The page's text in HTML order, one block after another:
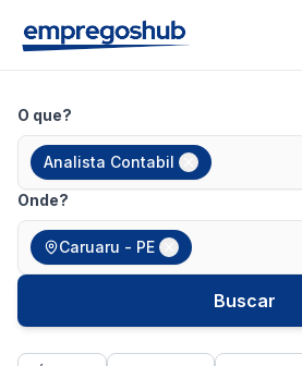
O que?
Analista Contabil
Onde?
Caruaru - PE
Buscar